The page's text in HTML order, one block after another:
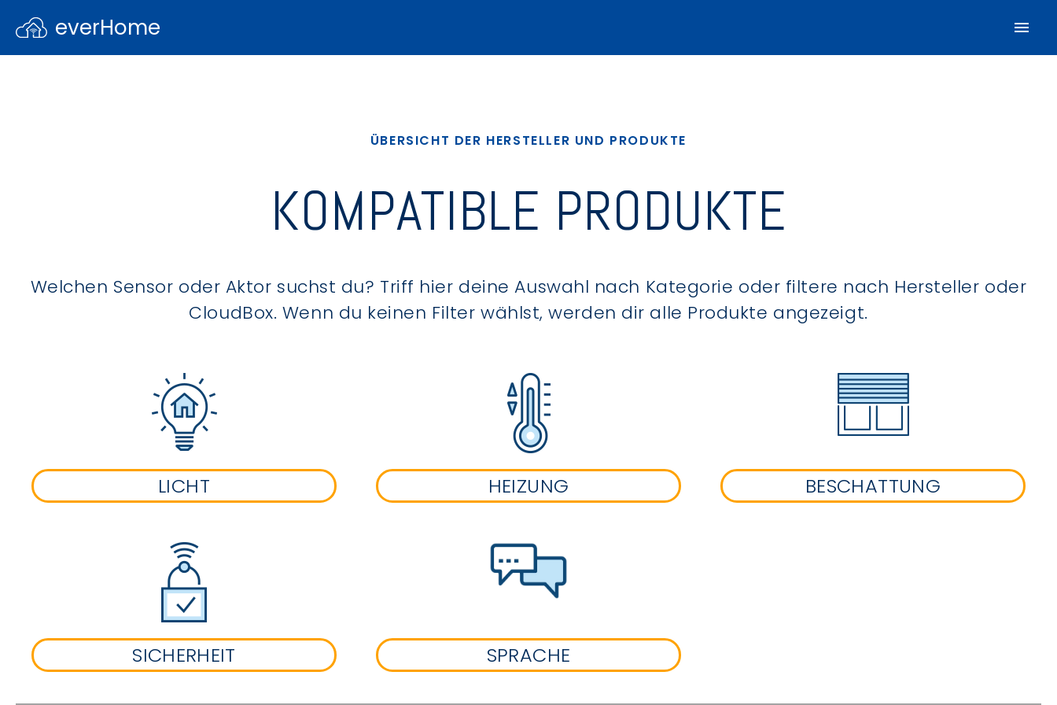
everHome
ÜBERSICHT DER HERSTELLER UND PRODUKTE
KOMPATIBLE PRODUKTE
Welchen Sensor oder Aktor suchst du? Triff hier deine Auswahl nach Kategorie oder filtere nach Hersteller oder
CloudBox. Wenn du keinen Filter wählst, werden dir alle Produkte angezeigt.
LICHT HEIZUNG BESCHATTUNG
SICHERHEIT SPRACHE